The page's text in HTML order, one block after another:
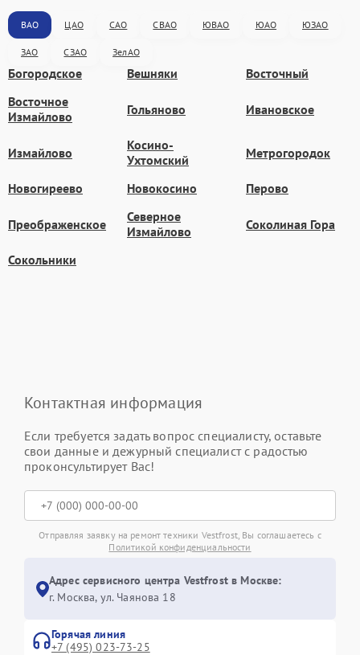
ВАО ЦАО САО СВАО ЮВАО ЮАО ЮЗАО
ЗАО СЗАО ЗелАО
Богородское Вешняки
Восточный
Восточное
Измайлово
Гольяново Ивановское
Измайлово
Косино-
Ухтомский
Метрогородок
Новогиреево Новокосино Перово
Преображенское
Северное
Измайлово
Соколиная Гора
Сокольники
Контактная информация
Если требуется задать вопрос специалисту, оставьте
свои данные и дежурный специалист с радостью
проконсультирует Вас!
Отправляя заявку на ремонт техники Vestfrost, Вы соглашаетесь с
Политикой конфиденциальности
Адрес сервисного центра Vestfrost в Москве:
г. Москва, ул. Чаянова 18
Горячая линия
+7 (495) 023-73-25